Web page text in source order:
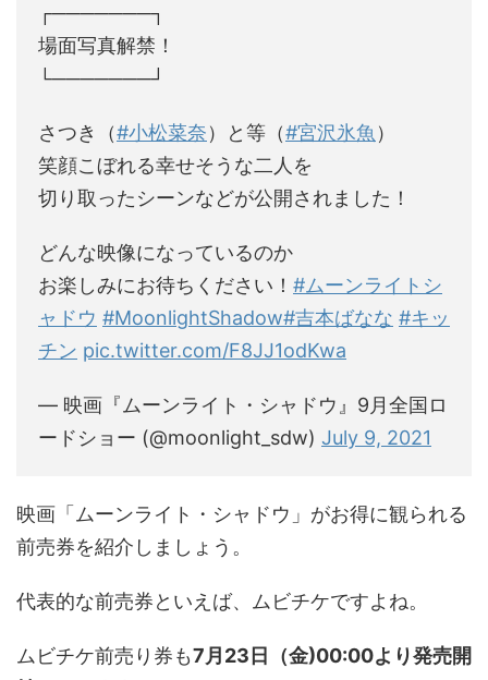
┌───────┐
場面写真解禁！
└───────┘
さつき（#小松菜奈）と等（#宮沢氷魚 ）
笑顔こぼれる幸せそうな二人を
切り取ったシーンなどが公開されました！
どんな映像になっているのか
お楽しみにお待ちください！ #ムーンライトシ
ャドウ #MoonlightShadow#吉本ばなな #キッ
チン pic.twitter.com/F8JJ1odKwa
— 映画『ムーンライト・シャドウ』9月全国ロ
ードショー (@moonlight_sdw) July 9, 2021
映画「ムーンライト・シャドウ」がお得に観られる
前売券を紹介しましょう。
代表的な前売券といえば、ムビチケですよね。
ムビチケ前売り券も7月23日（金)00:00より発売開